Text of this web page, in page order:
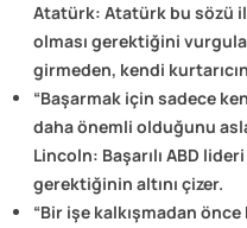
Atatürk: Atatürk bu sözü
olması gerektiğini
girmeden, kendi
“Başarmak için sadece
daha önemli olduğunu
Lincoln: Başarılı ABD
gerektiğinin altını çizer.
“Bir işe kalkışmadan